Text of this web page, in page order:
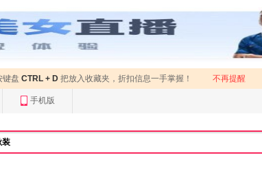
键盘 CTRL + D 把放入收藏夹，折扣信息一手掌握！ 不再提醒
手机版